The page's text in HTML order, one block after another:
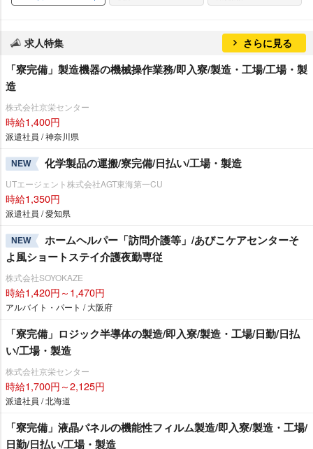
求人特集 さらに見る
「寮完備」製造機器の機械操作業務/即入寮/製造・工場/工場・製
造
株式会社京栄センター
時給1,400円
派遣社員 / 神奈川県
NEW 化学製品の運搬/寮完備/日払い/工場・製造
UTエージェント株式会社AGT東海第一CU
時給1,350円
派遣社員 / 愛知県
NEW
ホームヘルパー「訪問介護等」/あびこケアセンターそ
よ風ショートステイ介護夜勤専従
株式会社SOYOKAZE
時給1,420円～1,470円
アルバイト・パート / 大阪府
「寮完備」ロジック半導体の製造/即入寮/製造・工場/日勤/日払
い/工場・製造
株式会社京栄センター
時給1,700円～2,125円
派遣社員 / 北海道
「寮完備」液晶パネルの機能性フィルム製造/即入寮/製造・工場/
日勤/日払い/工場・製造